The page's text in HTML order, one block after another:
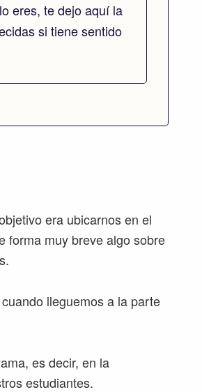
eres, te dejo aquí la
si tiene sentido
era ubicarnos en el
forma muy breve algo sobre
lleguemos a la parte
es decir, en la
estudiantes.